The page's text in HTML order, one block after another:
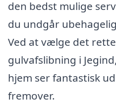
den bedst mulige
du undgår
Ved at vælge det
gulvafslibning i
hjem ser fantastisk
fremover.